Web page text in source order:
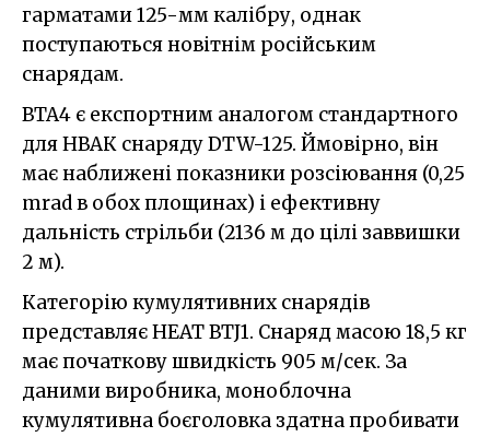
гарматами 125-мм калібру, однак
поступаються новітнім російським
снарядам.
BTA4 є експортним аналогом стандартного
для НВАК снаряду DTW-125. Ймовірно, він
має наближені показники розсіювання (0,25
mrad в обох площинах) і ефективну
дальність стрільби (2136 м до цілі заввишки
2 м).
Категорію кумулятивних снарядів
представляє HEAT BTJ1. Снаряд масою 18,5 кг
має початкову швидкість 905 м/сек. За
даними виробника, моноблочна
кумулятивна боєголовка здатна пробивати